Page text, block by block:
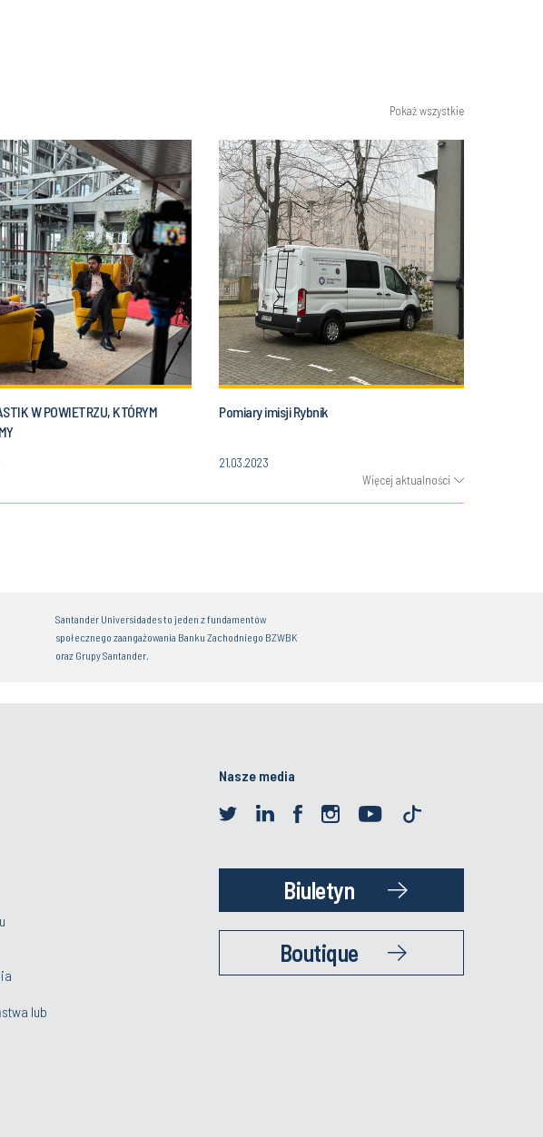
Pokaż wszystkie
W POWIETRZU, KTÓRYM
Pomiary imisji Rybnik
21.03.2023
Więcej aktualności
Santander Universidades to jeden z fundamentów
społecznego zaangażowania Banku Zachodniego BZWBK
oraz Grupy Santander.
lub
Nasze media
Biuletyn
Boutique